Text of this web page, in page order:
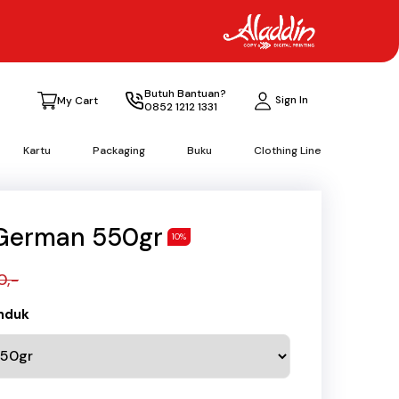
My Cart
Butuh Bantuan?
0852 1212 1331
Sign In
Kartu Packaging Buku Clothing Line
550gr 10%